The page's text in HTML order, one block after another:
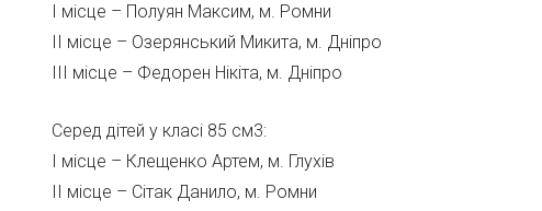
І місце – Полуян Максим, м. Ромни
ІІ місце – Озерянський Микита, м. Дніпро
ІІІ місце – Федорен Нікіта, м. Дніпро
Серед дітей у класі 85 см3:
І місце – Клещенко Артем, м. Глухів
ІІ місце – Сітак Данило, м. Ромни